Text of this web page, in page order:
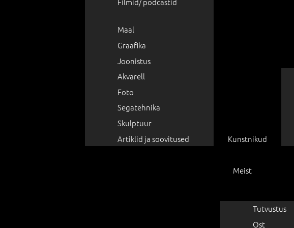
Maal
Graafika
Joonistus
Akvarell
Foto
Segatehnika
Skulptuur
Artiklid ja soovitused
Kunstnikud
Meist
Tutvustus
Ost